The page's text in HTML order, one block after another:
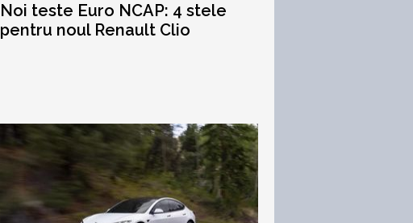
Noi teste Euro NCAP: 4 stele
pentru noul Renault Clio